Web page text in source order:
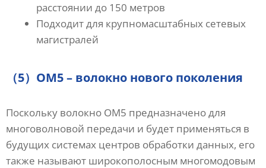
расстоянии до 150 метров
Подходит для крупномасштабных сетевых
магистралей
（5）OM5 – волокно нового поколения
Поскольку волокно OM5 предназначено для
многоволновой передачи и будет применяться в
будущих системах центров обработки данных, его
также называют широкополосным многомодовым